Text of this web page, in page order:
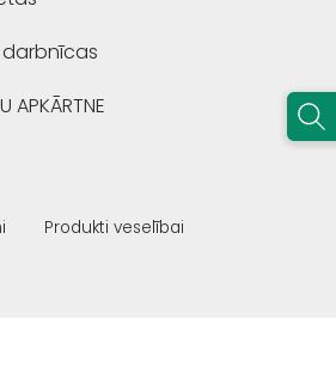
APKĀRTNE
Produkti veselībai